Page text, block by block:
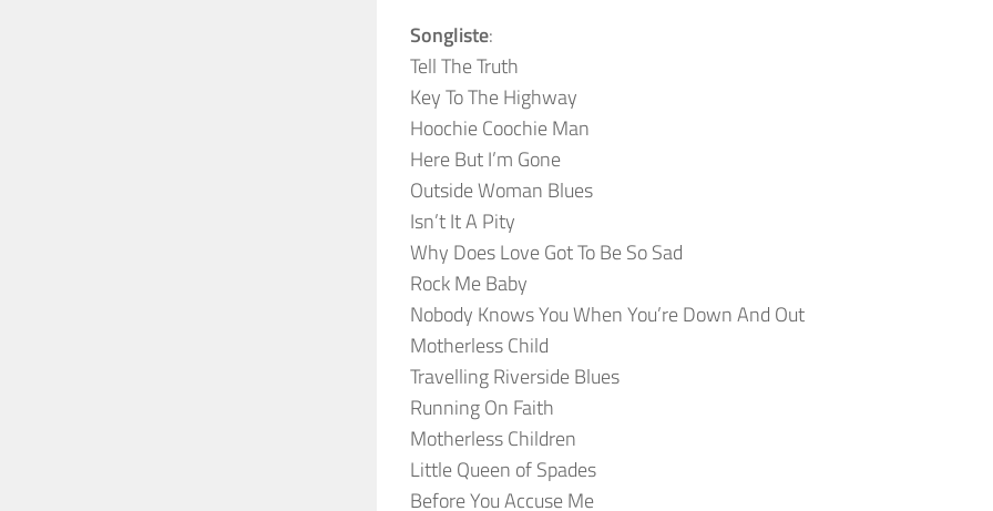
Songliste:
Tell The Truth
Key To The Highway
Hoochie Coochie Man
Here But I’m Gone
Outside Woman Blues
Isn’t It A Pity
Why Does Love Got To Be So Sad
Rock Me Baby
Nobody Knows You When You’re Down And Out
Motherless Child
Travelling Riverside Blues
Running On Faith
Motherless Children
Little Queen of Spades
Before You Accuse Me